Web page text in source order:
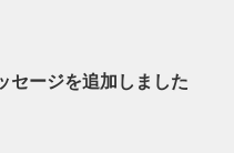
セージを追加しました